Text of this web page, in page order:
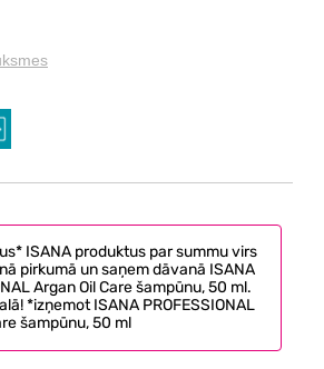
ISANA produktus par summu virs
pirkumā un saņem dāvanā ISANA
Argan Oil Care šampūnu, 50 ml.
*izņemot ISANA PROFESSIONAL
šampūnu, 50 ml